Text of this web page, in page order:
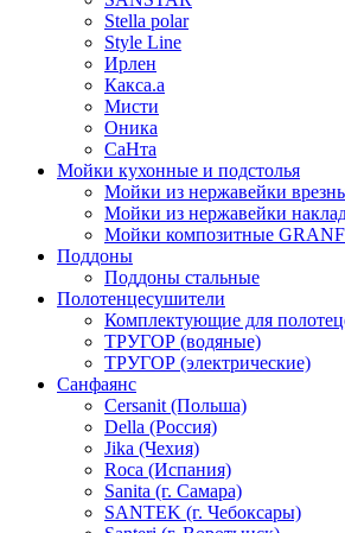
Stella polar
Style Line
Ирлен
Какса.а
Мисти
Оника
СаНта
Мойки кухонные и подстолья
Мойки из нержавейки
Мойки из нержавейки
Мойки композитные
Поддоны
Поддоны стальные
Полотенцесушители
Комплектующие для
ТРУГОР (водяные)
ТРУГОР (электрические)
Санфаянс
Cersanit (Польша)
Della (Россия)
Jika (Чехия)
Roca (Испания)
Sanita (г. Самара)
SANTEK (г. Чебоксары)